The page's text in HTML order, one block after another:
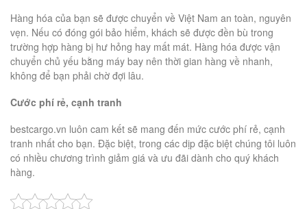
Hàng hóa của bạn sẽ được chuyển về Việt Nam an toàn, nguyên
vẹn. Nếu có đóng gói bảo hiểm, khách sẽ được đền bù trong
trường hợp hàng bị hư hỏng hay mất mát. Hàng hóa được vận
chuyển chủ yếu bằng máy bay nên thời gian hàng về nhanh,
không để bạn phải chờ đợi lâu.
Cước phí rẻ, cạnh tranh
bestcargo.vn luôn cam kết sẽ mang đến mức cước phí rẻ, cạnh
tranh nhất cho bạn. Đặc biệt, trong các dịp đặc biệt chúng tôi luôn
có nhiều chương trình giảm giá và ưu đãi dành cho quý khách
hàng.